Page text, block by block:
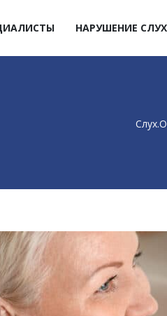
НАРУШЕНИЕ